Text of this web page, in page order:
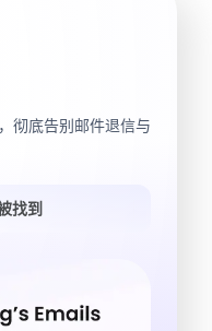
彻底告别邮件退信与
找到